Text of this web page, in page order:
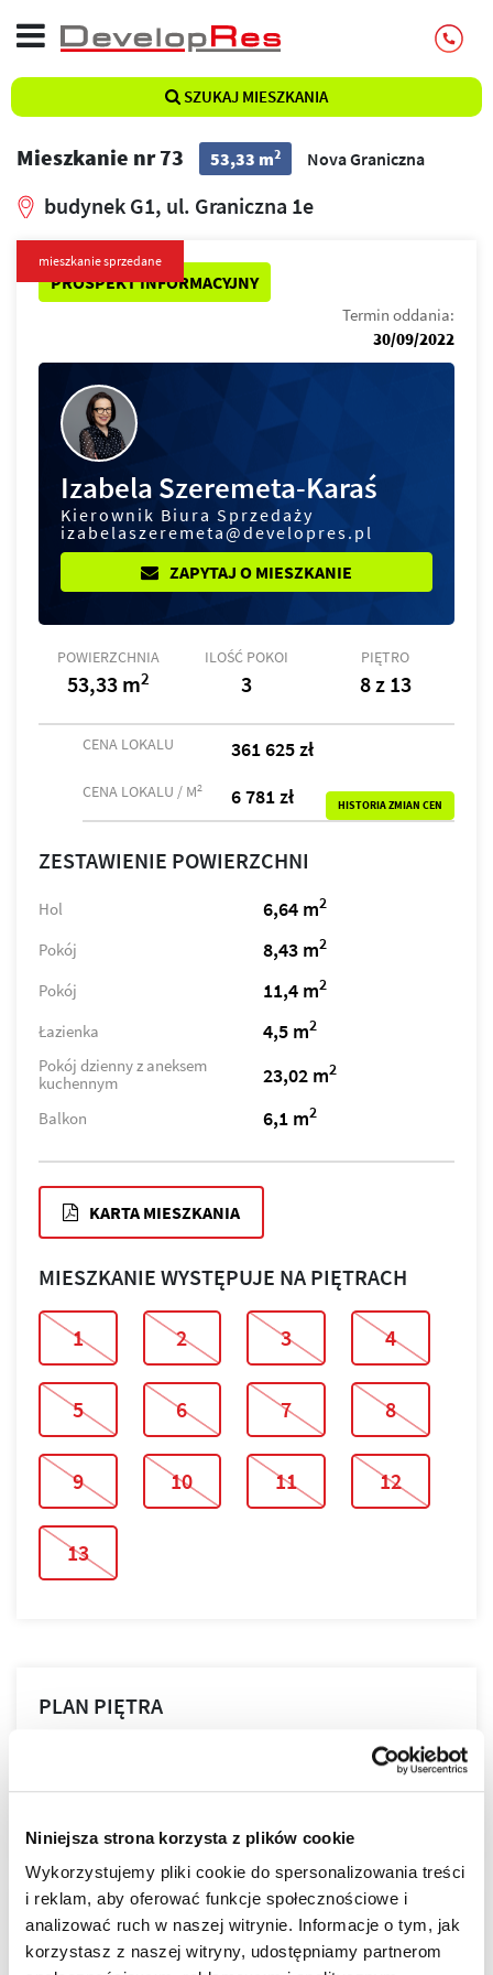
Niniejsza strona korzysta z plików cookie
Wykorzystujemy pliki cookie do spersonalizowania treści
i reklam, aby oferować funkcje społecznościowe i
analizować ruch w naszej witrynie. Informacje o tym, jak
korzystasz z naszej witryny, udostępniamy partnerom
SZUKAJ MIESZKANIA
Mieszkanie nr 73 53,33 m2 Nova Graniczna
budynek G1, ul. Graniczna 1e
PROSPEKT INFORMACYJNY
mieszkanie sprzedane
Termin oddania:
30/09/2022
Izabela Szeremeta-Karaś
Kierownik Biura Sprzedaży
izabelaszeremeta@developres.pl
ZAPYTAJ O MIESZKANIE
POWIERZCHNIA
53,33 m2
ILOŚĆ POKOI
3
PIĘTRO
8 z 13
CENA LOKALU 361 625 zł
CENA LOKALU / M2 6 781 zł HISTORIA ZMIAN CEN
ZESTAWIENIE POWIERZCHNI
Hol 6,64 m2
Pokój 8,43 m2
Pokój 11,4 m2
Łazienka 4,5 m2
Pokój dzienny z aneksem
kuchennym
23,02 m2
Balkon 6,1 m2
KARTA MIESZKANIA
MIESZKANIE WYSTĘPUJE NA PIĘTRACH
1 2 3 4
5 6 7 8
9 10 11 12
13
PLAN PIĘTRA
LOKALIZACJA